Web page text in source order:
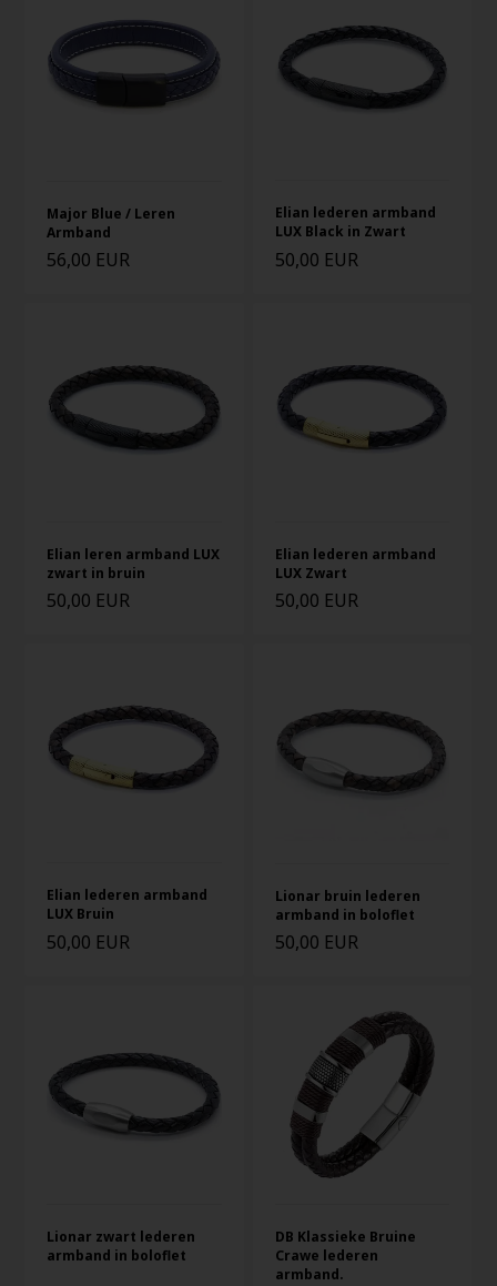
Major Blue / Leren
Armband
56,00 EUR
Elian lederen armband
LUX Black in Zwart
50,00 EUR
Elian leren armband LUX
zwart in bruin
50,00 EUR
Elian lederen armband
LUX Zwart
50,00 EUR
Elian lederen armband
LUX Bruin
50,00 EUR
Lionar bruin lederen
armband in boloflet
50,00 EUR
Lionar zwart lederen
armband in boloflet
DB Klassieke Bruine
Crawe lederen
armband.